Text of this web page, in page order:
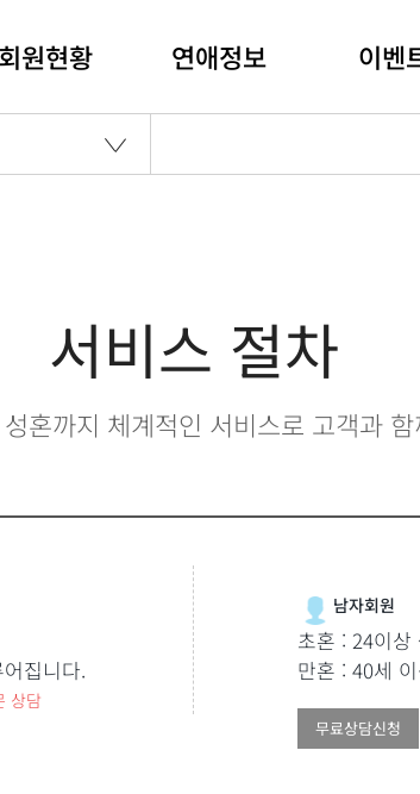
회원현황 연애정보 이벤
서비스 절차
혼까지 체계적인 서비스로 고객과
집니다.
상담
남자회원
초혼 : 24이상
만혼 : 40세
무료상담신청